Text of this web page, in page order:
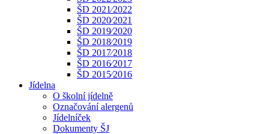
ŠD 2021⁄2022
ŠD 2020⁄2021
ŠD 2019⁄2020
ŠD 2018⁄2019
ŠD 2017⁄2018
ŠD 2016⁄2017
ŠD 2015⁄2016
Jídelna
O školní jídelně
Označování alergenů
Jídelníček
Dokumenty ŠJ